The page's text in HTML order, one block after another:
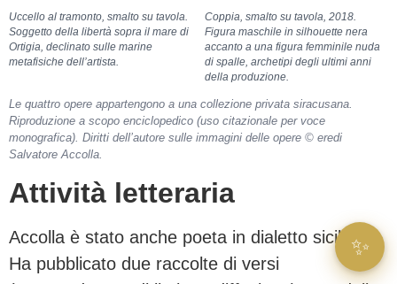
Uccello al tramonto, smalto su tavola.
Soggetto della libertà sopra il mare di
Ortigia, declinato sulle marine
metafisiche dell’artista.
Coppia, smalto su tavola, 2018.
Figura maschile in silhouette nera
accanto a una figura femminile nuda
di spalle, archetipi degli ultimi anni
della produzione.
Le quattro opere appartengono a una collezione privata siracusana.
Riproduzione a scopo enciclopedico (uso citazionale per voce
monografica). Diritti dell’autore sulle immagini delle opere © eredi
Salvatore Accolla.
Attività letteraria
Accolla è stato anche poeta in dialetto siciliano.
Ha pubblicato due raccolte di versi
✨